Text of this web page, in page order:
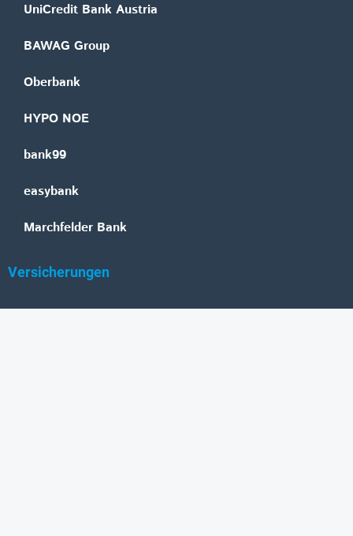
UniCredit Bank Austria
BAWAG Group
Oberbank
HYPO NOE
bank99
easybank
Marchfelder Bank
Versicherungen